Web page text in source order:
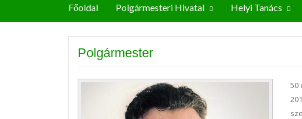
Főoldal Polgármesteri Hivatal Helyi Tanács
Polgármester
50